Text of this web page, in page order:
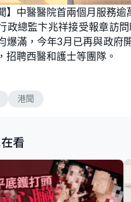
】中醫醫院首兩個月服務逾
政總監卞兆祥接受報章訪
爆滿，今年3月已再與政府
招聘西醫和護士等團隊。
港聞
看